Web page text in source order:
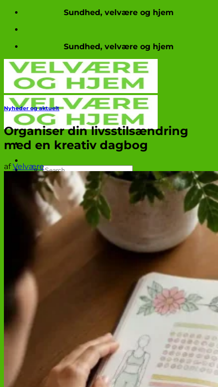
Fortsæt
indhold
Sundhed, velvære og hjem
Sundhed, velvære og hjem
Produkttests
Nyheder og aktuelt
Nyheder og aktuelt
Organiser din livsstilsændring
med en kreativ dagbog
afVelvære